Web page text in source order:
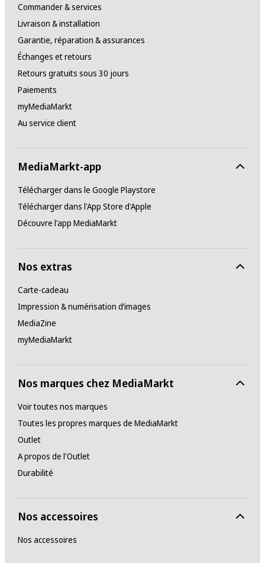
Commander & services
Livraison & installation
Garantie, réparation & assurances
Échanges et retours
Retours gratuits sous 30 jours
Paiements
myMediaMarkt
Au service client
MediaMarkt-app
Télécharger dans le Google Playstore
Télécharger dans l'App Store d'Apple
Découvre l'app MediaMarkt
Nos extras
Carte-cadeau
Impression & numérisation d’images
MediaZine
myMediaMarkt
Nos marques chez MediaMarkt
Voir toutes nos marques
Toutes les propres marques de MediaMarkt
Outlet
A propos de l'Outlet
Durabilité
Nos accessoires
Nos accessoires